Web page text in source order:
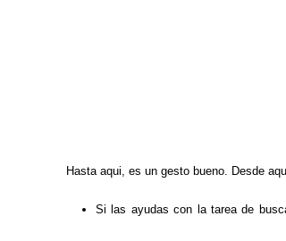
Hasta aqui, es un gesto bueno. Desde
Si las ayudas con la tarea de